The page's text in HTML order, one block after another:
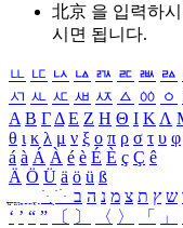
北京 을 입력하
시면 됩니다.
ㅥ ㅦ ㅧ ㅨ ㅩ ㅪ ㅫ ㅬ
ㅺ ㅻ ㅼ ㅽ ㅾ ㅿ ㆀ ㆁ
Α Β ΓΔ Ε Ζ Η Θ Ι ΚΛ
θ ι κ λ μ ν ξ ο π ρ σ τ υ φ
á à Á À é è É È ç Ç ê
Ä Ö Ü ä ö ü ß
ִֶֹ ֻּ ׁׂ ש ץ ת צ מ נ ה ב
‘ ’ “ ” 〔 〕 〈 〉 「 」